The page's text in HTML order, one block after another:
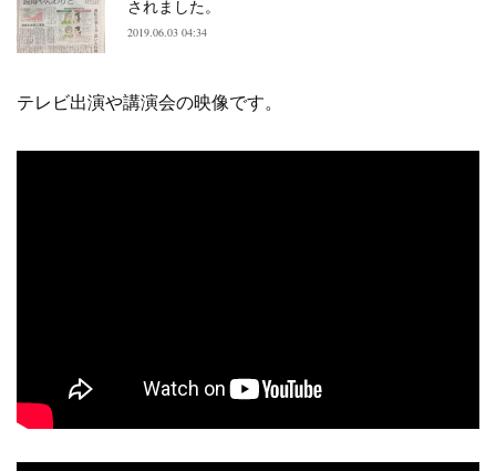
されました。
2019.06.03 04:34
テレビ出演や講演会の映像です。